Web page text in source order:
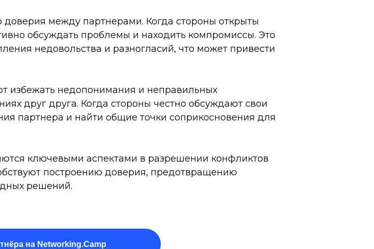
доверия между партнерами. Когда стороны открыты
обсуждать проблемы и находить компромиссы. Это
недовольства и разногласий, что может привести
избежать недопонимания и неправильных
друг друга. Когда стороны честно обсуждают свои
партнера и найти общие точки соприкосновения для
ключевыми аспектами в разрешении конфликтов
построению доверия, предотвращению
решений.
на Networking.Camp